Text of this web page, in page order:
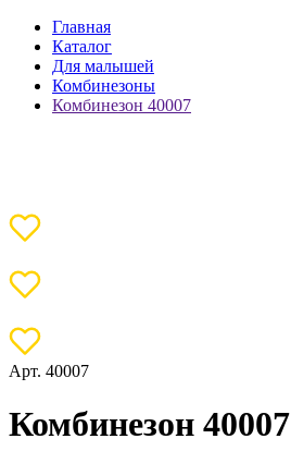
Главная
Каталог
Для малышей
Комбинезоны
Комбинезон 40007
Арт. 40007
Комбинезон 40007